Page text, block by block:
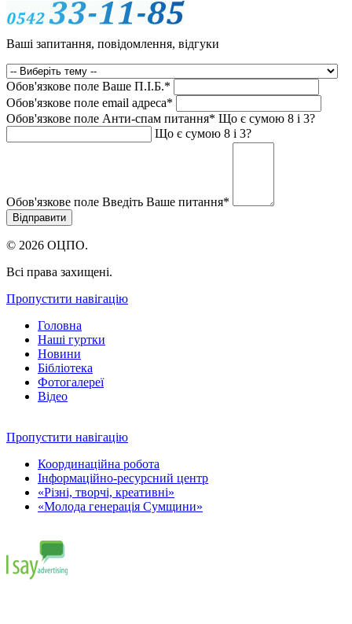
Ваші запитання, повідомлення, відгуки
Обов'язкове поле Ваше П.I.Б.*
Обов'язкове поле email адреса*
Обов'язкове поле Анти-спам питання* Що є сумою 8 і 3?
Що є сумою 8 і 3?
Обов'язкове поле Введіть Ваше питання*
© 2026 ОЦПО.
Всі права захищені.
Пропустити навігацію
Головна
Наші гуртки
Новини
Бібліотека
Фотогалереї
Відео
Пропустити навігацію
Координаційна робота
Інформаційно-ресурсний центр
«Різні, творчі, креативні»
«Молода генерація Сумщини»